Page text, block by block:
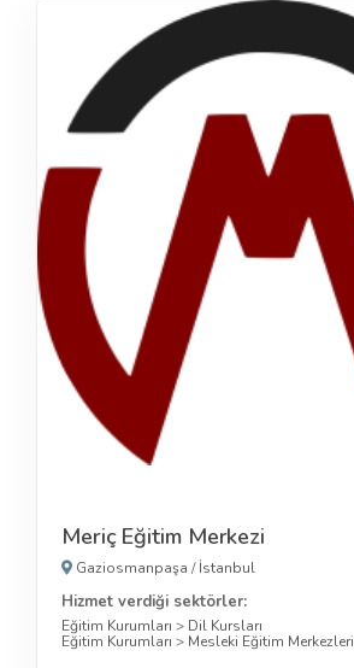
Meriç Eğitim Merkezi
Gaziosmanpaşa /İstanbul
Hizmet verdiği sektörler:
Eğitim Kurumları > Dil Kursları
Eğitim Kurumları > Mesleki Eğitim Merkezleri